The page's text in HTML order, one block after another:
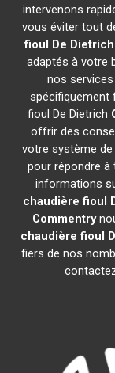
intervenons
vous éviter tout
fioul De Dietrich
adaptés à votre
nos
spécifiquement
fioul De Dietrich
offrir des
votre système
pour répondre
informations
chaudière fioul
Commentry
chaudière fioul
fiers de nos